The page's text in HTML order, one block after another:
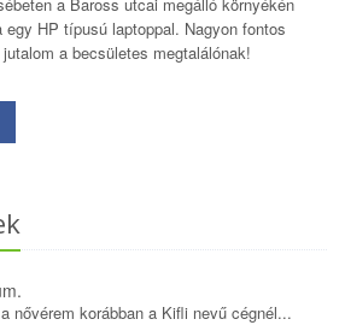
HP típusú laptoppal. Nagyon fontos
a becsületes megtalálónak!
nővérem korábban a Kifli nevű cégnél...